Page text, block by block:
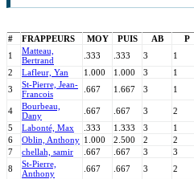
# FRAPPEURS MOY PUIS AB P
1
Matteau,
Bertrand
.333 .333 3 1
2
Lafleur, Yan 1.000 1.000 3 1
3
St-Pierre, Jean-
Francois
.667 1.667 3 1
4
Bourbeau,
Dany
.667 .667 3 2
5
Labonté, Max .333 1.333 3 1
6
Oblin, Anthony 1.000 2.500 2 2
7
chellah, samir .667 .667 3 3
8
St-Pierre,
Anthony
.667 .667 3 2